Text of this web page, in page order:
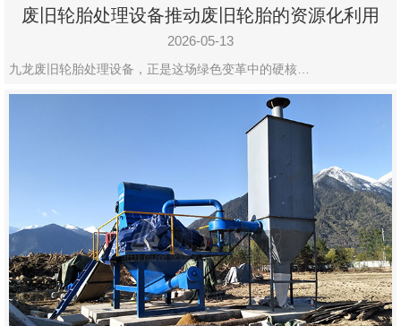
废旧轮胎处理设备推动废旧轮胎的资源化利用
2026-05-13
九龙废旧轮胎处理设备，正是这场绿色变革中的硬核…